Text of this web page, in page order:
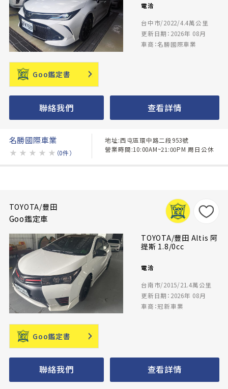
電洽
台中市/2022/4.4萬公里
更新日期：2026年 08月
車商：名勝國際車業
Goo鑑定書
聯絡我們 查看詳情
名勝國際車業
★ ★ ★ ★ ★ （0件）
地址:西屯區環中路二段953號
營業時間:10:00AM~21:00PM 周日公休
TOYOTA/豐田
Goo鑑定車
TOYOTA/豐田 Altis 阿
提斯 1.8/0cc
電洽
台南市/2015/21.4萬公里
更新日期：2026年 08月
車商：冠新車業
Goo鑑定書
聯絡我們 查看詳情